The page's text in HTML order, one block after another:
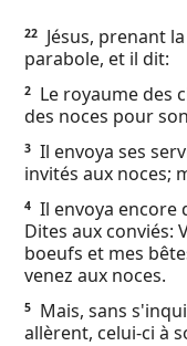
Contacts
About
Copyright
Download
L.O.A
Ebook
22
Jésus, prenant
parabole, et il dit:
2
Le royaume des
des noces pour
3 Il envoya ses
invités aux noces;
4 Il envoya encore
Dites aux conviés:
boeufs et mes
venez aux noces.
5
Mais, sans
allèrent, celui-ci à